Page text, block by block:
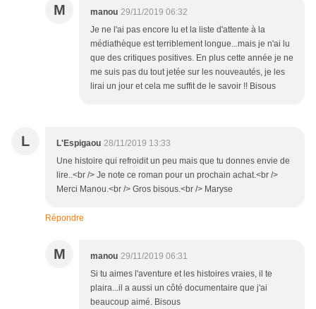
M manou 29/11/2019 06:32
Je ne l'ai pas encore lu et la liste d'attente à la
médiathèque est terriblement longue...mais je n'ai lu
que des critiques positives. En plus cette année je ne
me suis pas du tout jetée sur les nouveautés, je les
lirai un jour et cela me suffit de le savoir !! Bisous
L L'Espigaou 28/11/2019 13:33
Une histoire qui refroidit un peu mais que tu donnes envie de
lire..<br /> Je note ce roman pour un prochain achat.<br />
Merci Manou.<br /> Gros bisous.<br /> Maryse
Répondre
M manou 29/11/2019 06:31
Si tu aimes l'aventure et les histoires vraies, il te
plaira...il a aussi un côté documentaire que j'ai
beaucoup aimé. Bisous